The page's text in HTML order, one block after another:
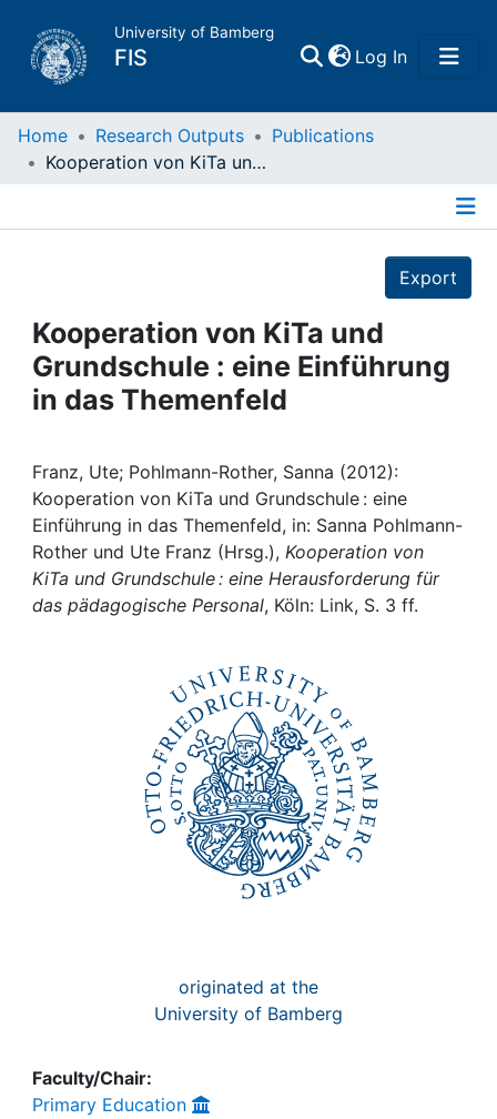
University of Bamberg
FIS Log In(current)
Home
Projects
People
Awards
My FIS
Help
Home Research Outputs
Publications
Kooperation von KiTa und Grundschule : eine Einführung in das Themenfeld
Export
Kooperation von KiTa und
Grundschule : eine Einführung
in das Themenfeld
Franz, Ute; Pohlmann-Rother, Sanna (2012):
Kooperation von KiTa und Grundschule : eine
Einführung in das Themenfeld, in: Sanna Pohlmann-
Rother und Ute Franz (Hrsg.), Kooperation von
KiTa und Grundschule : eine Herausforderung für
das pädagogische Personal, Köln: Link, S. 3 ff.
originated at the
University of Bamberg
Faculty/Chair:
Primary Education